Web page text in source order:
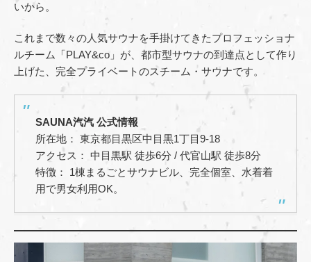
いから。
これまで数々の人気サウナを手掛けてきたプロフェッショナ
ルチーム「PLAY&co」が、都市型サウナの到達点として作り
上げた、完全プライベートのスチーム・サウナです。
SAUNA汽汽 公式情報
所在地： 東京都目黒区中目黒1丁目9-18
アクセス： 中目黒駅 徒歩6分 / 代官山駅 徒歩8分
特徴： 1棟まるごとサウナビル、完全個室、水着着
用で男女利用OK。